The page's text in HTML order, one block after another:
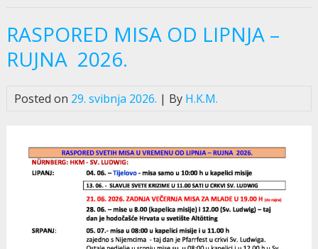
RASPORED MISA OD LIPNJA –
RUJNA 2026.
Posted on 29. svibnja 2026. | By H.K.M.